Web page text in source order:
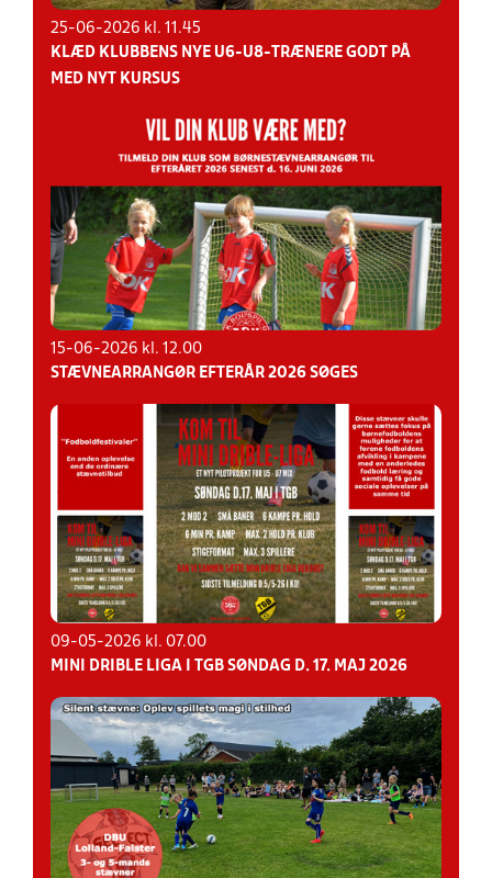
25-06-2026 kl. 11.45
KLÆD KLUBBENS NYE U6-U8-TRÆNERE GODT PÅ
MED NYT KURSUS
15-06-2026 kl. 12.00
STÆVNEARRANGØR EFTERÅR 2026 SØGES
09-05-2026 kl. 07.00
MINI DRIBLE LIGA I TGB SØNDAG D. 17. MAJ 2026